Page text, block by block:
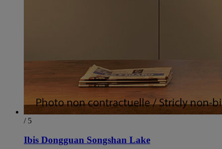
/ 5
Ibis Dongguan Songshan Lake